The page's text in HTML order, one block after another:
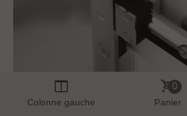
Colonne gauche Panier
0